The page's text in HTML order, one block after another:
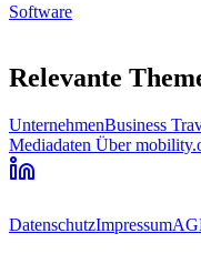
Software
Relevante
UnternehmenBusiness
Mediadaten Über
DatenschutzImpressum